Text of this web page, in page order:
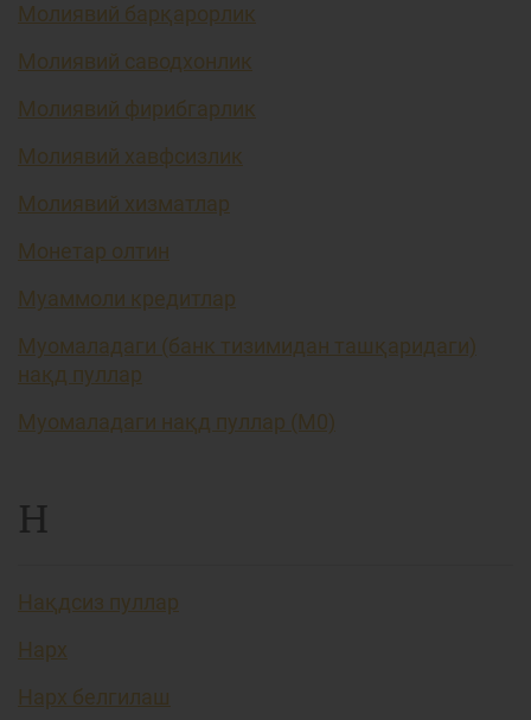
Молиявий барқарорлик
Молиявий саводхонлик
Молиявий фирибгарлик
Молиявий хавфсизлик
Молиявий хизматлар
Монетар олтин
Муаммоли кредитлар
Муомаладаги (банк тизимидан ташқаридаги)
нақд пуллар
Муомаладаги нақд пуллар (М0)
Н
Нақдсиз пуллар
Нарх
Нарх белгилаш